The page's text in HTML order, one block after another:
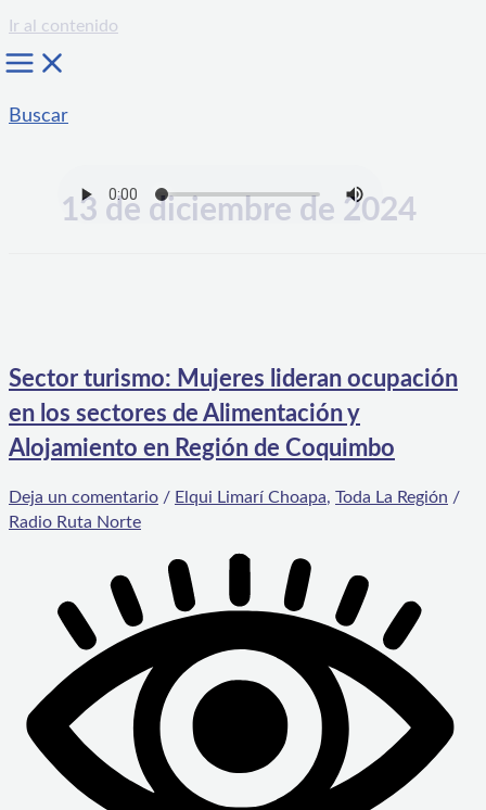
Ir al contenido
Buscar
13 de diciembre de 2024
Sector turismo: Mujeres lideran ocupación
en los sectores de Alimentación y
Alojamiento en Región de Coquimbo
Deja un comentario / Elqui Limarí Choapa, Toda La Región /
Radio Ruta Norte